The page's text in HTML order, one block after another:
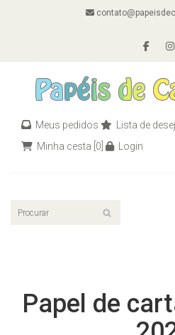
Meus pedidos Lista de
Minha cesta [0] Login
Papel de